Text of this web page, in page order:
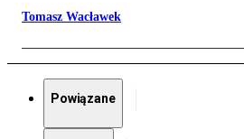
Tomasz Wacławek
Powiązane